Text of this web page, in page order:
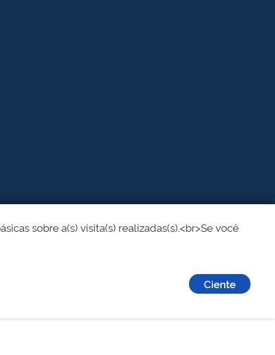
sobre a(s) visita(s) realizadas(s).<br>Se você
Ciente